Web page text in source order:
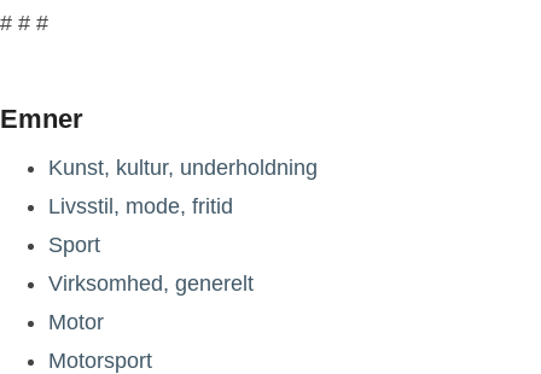
# # #
Emner
Kunst, kultur, underholdning
Livsstil, mode, fritid
Sport
Virksomhed, generelt
Motor
Motorsport